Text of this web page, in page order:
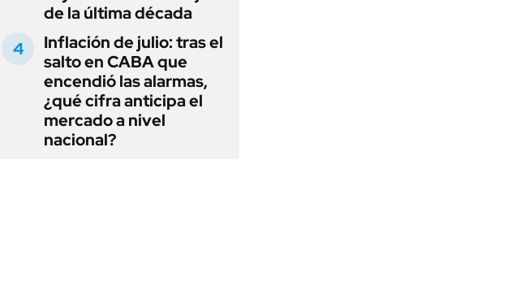
de la última década
Inflación de julio: tras el
salto en CABA que
encendió las alarmas,
¿qué cifra anticipa el
mercado a nivel
nacional?